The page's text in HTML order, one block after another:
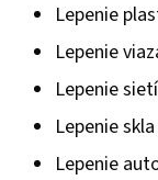
Lepenie
Lepenie
Lepenie
Lepenie skla
Lepenie